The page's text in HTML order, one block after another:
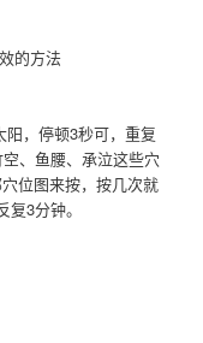
的方法
，停顿3秒可，重复
、鱼腰、承泣这些穴
位图来按，按几次就
3分钟。